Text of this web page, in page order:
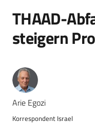
THAAD-
steigern
Arie Egozi
Korrespondent Israel